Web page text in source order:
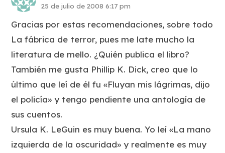
25 de julio de 2008 6:17 pm
Gracias por estas recomendaciones, sobre todo
La fábrica de terror, pues me late mucho la
literatura de mello. ¿Quién publica el libro?
También me gusta Phillip K. Dick, creo que lo
último que leí de él fu «Fluyan mis lágrimas, dijo
el policía» y tengo pendiente una antología de
sus cuentos.
Ursula K. LeGuin es muy buena. Yo leí «La mano
izquierda de la oscuridad» y realmente es muy